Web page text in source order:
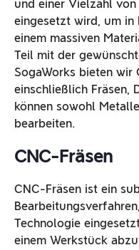
und einer Vielzahl
eingesetzt wird, um in
einem massiven
Teil mit der
SogaWorks bieten wir
einschließlich Fräsen,
können sowohl
bearbeiten.
CNC-Fräsen
CNC-Fräsen ist ein
Technologie
einem Werkstück